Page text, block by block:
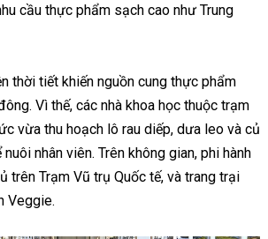
cầu thực phẩm sạch cao như Trung
thời tiết khiến nguồn cung thực phẩm
Vì thế, các nhà khoa học thuộc trạm
vừa thu hoạch lô rau diếp, dưa leo và củ
nhân viên. Trên không gian, phi hành
trên Trạm Vũ trụ Quốc tế, và trang trại
Veggie.